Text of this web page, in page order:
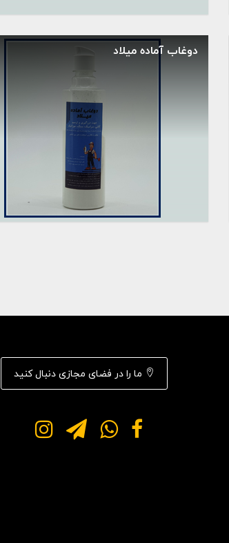
دوغاب آماده میلاد
ما را در فضای مجازی دنبال کنید